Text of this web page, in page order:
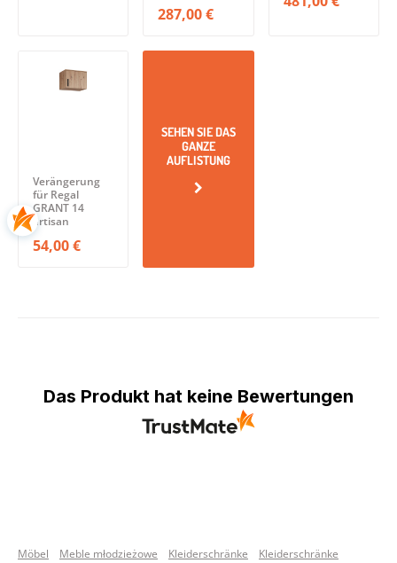
287,00 €
Verängerung
für Regal
GRANT 14
artisan
54,00 €
SEHEN SIE DAS
GANZE
AUFLISTUNG
Das Produkt hat keine Bewertungen
Möbel Meble młodzieżowe Kleiderschränke
Kleiderschränke